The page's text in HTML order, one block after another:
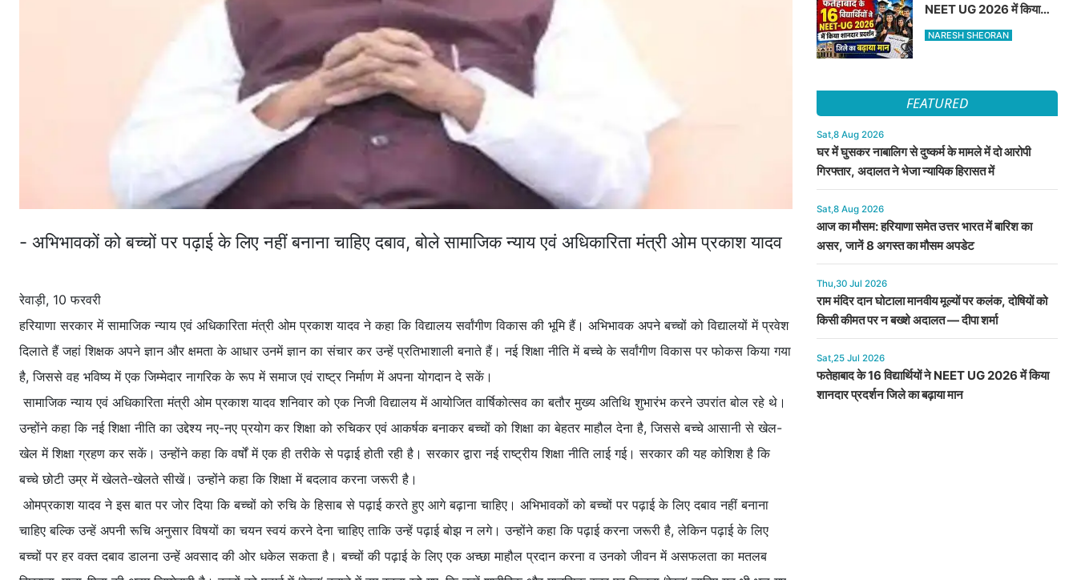
- अभिभावकों को बच्चों पर पढ़ाई के लिए नहीं बनाना चाहिए दबाव, बोले सामाजिक न्याय एवं अधिकारिता मंत्री ओम प्रकाश यादव
रेवाड़ी, 10 फरवरी
हरियाणा सरकार में सामाजिक न्याय एवं अधिकारिता मंत्री ओम प्रकाश यादव ने कहा कि विद्यालय सर्वांगीण विकास की भूमि हैं। अभिभावक अपने बच्चों को विद्यालयों में प्रवेश
दिलाते हैं जहां शिक्षक अपने ज्ञान और क्षमता के आधार उनमें ज्ञान का संचार कर उन्हें प्रतिभाशाली बनाते हैं। नई शिक्षा नीति में बच्चे के सर्वांगीण विकास पर फोकस किया गया
है, जिससे वह भविष्य में एक जिम्मेदार नागरिक के रूप में समाज एवं राष्ट्र निर्माण में अपना योगदान दे सकें।
सामाजिक न्याय एवं अधिकारिता मंत्री ओम प्रकाश यादव शनिवार को एक निजी विद्यालय में आयोजित वार्षिकोत्सव का बतौर मुख्य अतिथि शुभारंभ करने उपरांत बोल रहे थे।
उन्होंने कहा कि नई शिक्षा नीति का उद्देश्य नए-नए प्रयोग कर शिक्षा को रुचिकर एवं आकर्षक बनाकर बच्चों को शिक्षा का बेहतर माहौल देना है, जिससे बच्चे आसानी से खेल-
खेल में शिक्षा ग्रहण कर सकें। उन्होंने कहा कि वर्षों में एक ही तरीके से पढ़ाई होती रही है। सरकार द्वारा नई राष्ट्रीय शिक्षा नीति लाई गई। सरकार की यह कोशिश है कि
बच्चे छोटी उम्र में खेलते-खेलते सीखें। उन्होंने कहा कि शिक्षा में बदलाव करना जरूरी है।
ओमप्रकाश यादव ने इस बात पर जोर दिया कि बच्चों को रुचि के हिसाब से पढ़ाई करते हुए आगे बढ़ाना चाहिए। अभिभावकों को बच्चों पर पढ़ाई के लिए दबाव नहीं बनाना
चाहिए बल्कि उन्हें अपनी रूचि अनुसार विषयों का चयन स्वयं करने देना चाहिए ताकि उन्हें पढ़ाई बोझ न लगे। उन्होंने कहा कि पढ़ाई करना जरूरी है, लेकिन पढ़ाई के लिए
बच्चों पर हर वक्त दबाव डालना उन्हें अवसाद की ओर धकेल सकता है। बच्चों की पढ़ाई के लिए एक अच्छा माहौल प्रदान करना व उनको जीवन में असफलता का मतलब
NEET UG 2026 में किया
शानदार प्रदर्शन जिले का बढ़ाया
NARESH SHEORAN
FEATURED
Sat,8 Aug 2026
घर में घुसकर नाबालिग से दुष्कर्म के मामले में दो आरोपी
गिरफ्तार, अदालत ने भेजा न्यायिक हिरासत में
Sat,8 Aug 2026
आज का मौसम: हरियाणा समेत उत्तर भारत में बारिश का
असर, जानें 8 अगस्त का मौसम अपडेट
Thu,30 Jul 2026
राम मंदिर दान घोटाला मानवीय मूल्यों पर कलंक, दोषियों को
किसी कीमत पर न बख्शे अदालत — दीपा शर्मा
Sat,25 Jul 2026
फतेहाबाद के 16 विद्यार्थियों ने NEET UG 2026 में किया
शानदार प्रदर्शन जिले का बढ़ाया मान